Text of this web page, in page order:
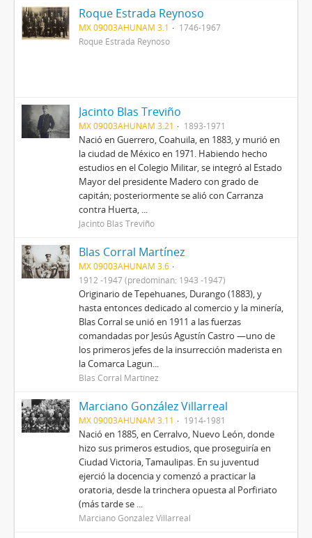
Roque Estrada Reynoso
MX 09003AHUNAM 3.1
1746-1967
Roque Estrada Reynoso
Jacinto Blas Treviño
MX 09003AHUNAM 3.21 1893-1971
Nació en Guerrero, Coahuila, en 1883, y murió en
la ciudad de México en 1971. Habiendo hecho
estudios en el Colegio Militar, se integró al Estado
Mayor del presidente Madero con grado de
capitán; posteriormente se alió con Carranza
contra Huerta, ...
Jacinto Blas Treviño
Blas Corral Martínez
MX 09003AHUNAM 3.6
1912 -1947 (predominan: 1943 -1947)
Originario de Tepehuanes, Durango (1883), y
hasta entonces dedicado al comercio y la minería,
Blas Corral se unió en 1911 a las fuerzas
comandadas por Jesús Agustín Castro —uno de
los primeros jefes de la insurrección maderista en
la Comarca Lagun...
Blas Corral Martínez
Marciano González Villarreal
MX 09003AHUNAM 3.11 1914-1981
Nació en 1885, en Cerralvo, Nuevo León, donde
hizo sus primeros estudios, que proseguiría en
Ciudad Victoria, Tamaulipas. En su juventud
ejerció la docencia y comenzó a practicar la
oratoria, desde la trinchera opuesta al Porfiriato
(más tarde se ...
Marciano González Villarreal